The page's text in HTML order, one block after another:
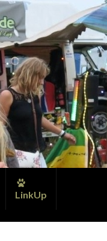
LinkUp